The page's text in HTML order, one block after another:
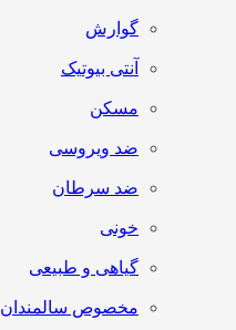
گوارش
آنتی‌ بیوتیک
مسکن
ضد ویروسی
ضد سرطان
خونی
گیاهی و طبیعی
مخصوص سالمندان